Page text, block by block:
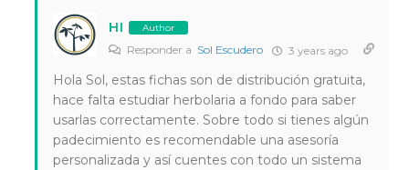
HI Author
Responder a Sol Escudero 3 years ago
Hola Sol, estas fichas son de distribución gratuita,
hace falta estudiar herbolaria a fondo para saber
usarlas correctamente. Sobre todo si tienes algún
padecimiento es recomendable una asesoría
personalizada y así cuentes con todo un sistema